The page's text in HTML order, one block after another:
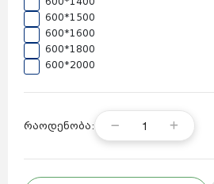
600*1500
600*1600
600*1800
600*2000
რაოდენობა: 1